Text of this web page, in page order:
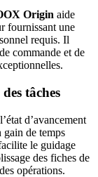
Origin aide
fournissant une
requis. Il
commande et de
tâches
d’avancement
gain de temps
le guidage
des fiches de
opérations.